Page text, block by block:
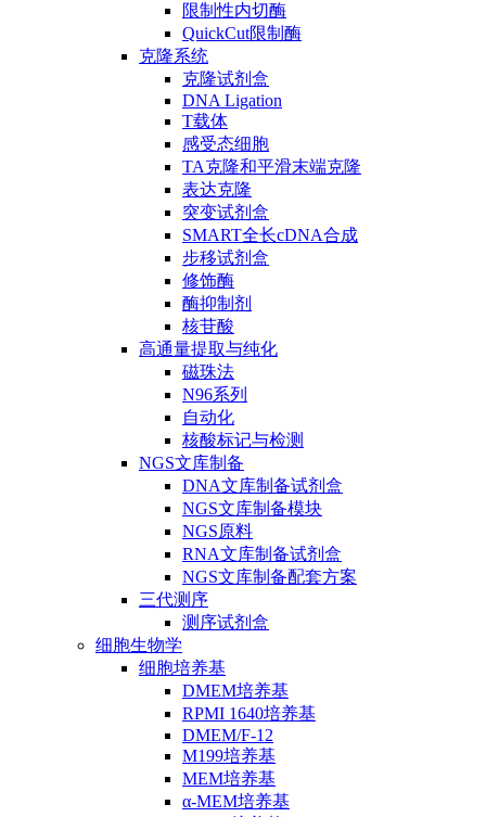
限制性内切酶
QuickCut限制酶
克隆系统
克隆试剂盒
DNA Ligation
T载体
感受态细胞
TA克隆和平滑末端克隆
表达克隆
突变试剂盒
SMART全长cDNA合成
步移试剂盒
修饰酶
酶抑制剂
核苷酸
高通量提取与纯化
磁珠法
N96系列
自动化
核酸标记与检测
NGS文库制备
DNA文库制备试剂盒
NGS文库制备模块
NGS原料
RNA文库制备试剂盒
NGS文库制备配套方案
三代测序
测序试剂盒
细胞生物学
细胞培养基
DMEM培养基
RPMI 1640培养基
DMEM/F-12
M199培养基
MEM培养基
α-MEM培养基